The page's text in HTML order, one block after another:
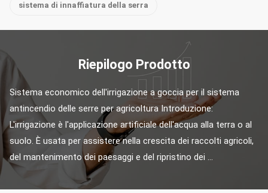
sistema di innaffiatura della serra
Riepilogo Prodotto
Sistema economico dell'irrigazione a goccia per il sistema
antincendio delle serre per agricoltura Introduzione:
L'irrigazione è l'applicazione artificiale dell'acqua alla terra o al
suolo. È usata per assistere nella crescita dei raccolti agricoli,
del mantenimento dei paesaggi e del ripristino dei ...